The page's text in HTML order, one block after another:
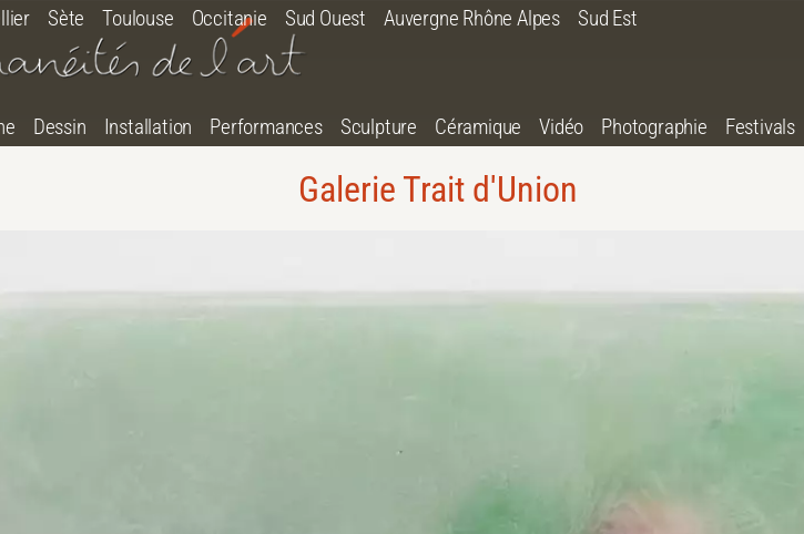
Sète Toulouse Occitanie Sud Ouest Auvergne Rhône Alpes Sud Est
Dessin Installation Performances Sculpture Céramique Vidéo Photographie Festivals
Galerie Trait d'Union